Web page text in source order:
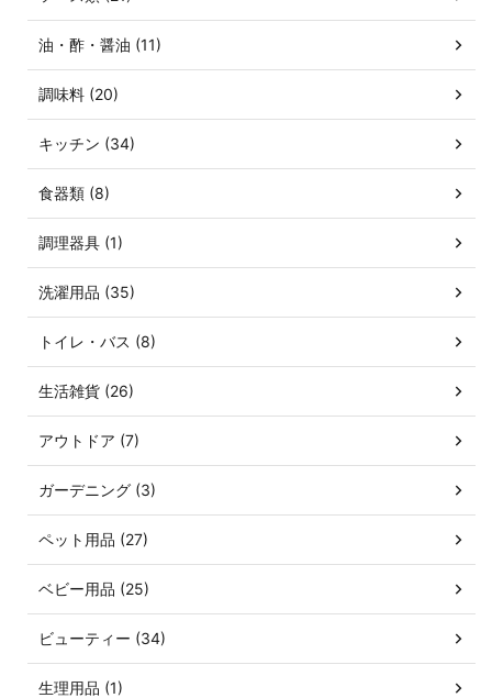
油・酢・醤油 (11)
調味料 (20)
キッチン (34)
食器類 (8)
調理器具 (1)
洗濯用品 (35)
トイレ・バス (8)
生活雑貨 (26)
アウトドア (7)
ガーデニング (3)
ペット用品 (27)
ベビー用品 (25)
ビューティー (34)
生理用品 (1)